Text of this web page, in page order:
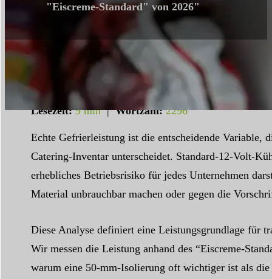
"Eiscreme-Standard" von 2026"
Lesezeit: 9 min|Wortzahl: 2296
Echte Gefrierleistung ist die entscheidende Variable,
Catering-Inventar unterscheidet. Standard-12-Volt-
erhebliches Betriebsrisiko für jedes Unternehmen
Material unbrauchbar machen oder gegen die
Diese Analyse definiert eine Leistungsgrundlage für
Wir messen die Leistung anhand des “Eiscreme-
warum eine 50-mm-Isolierung oft wichtiger ist als